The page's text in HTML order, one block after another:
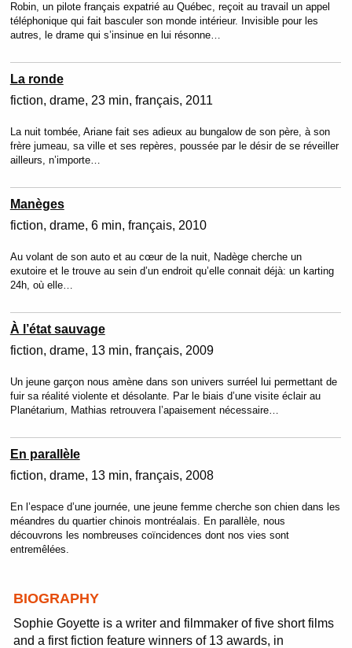
Robin, un pilote français expatrié au Québec, reçoit au travail un appel
téléphonique qui fait basculer son monde intérieur. Invisible pour les
autres, le drame qui s’insinue en lui résonne…
La ronde
fiction drame 23 min français 2011
La nuit tombée, Ariane fait ses adieux au bungalow de son père, à son
frère jumeau, sa ville et ses repères, poussée par le désir de se réveiller
ailleurs, n’importe…
Manèges
fiction drame 6 min français 2010
Au volant de son auto et au cœur de la nuit, Nadège cherche un
exutoire et le trouve au sein d’un endroit qu’elle connait déjà: un karting
24h, où elle…
À l’état sauvage
fiction drame 13 min français 2009
Un jeune garçon nous amène dans son univers surréel lui permettant de
fuir sa réalité violente et désolante. Par le biais d’une visite éclair au
Planétarium, Mathias retrouvera l’apaisement nécessaire…
En parallèle
fiction drame 13 min français 2008
En l’espace d’une journée, une jeune femme cherche son chien dans les
méandres du quartier chinois montréalais. En parallèle, nous
découvrons les nombreuses coïncidences dont nos vies sont
entremêlées.
BIOGRAPHY
Sophie Goyette is a writer and filmmaker of five short films
and a first fiction feature winners of 13 awards, in